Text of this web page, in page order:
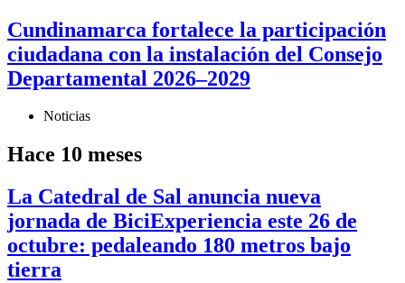
Cundinamarca fortalece la participación
ciudadana con la instalación del Consejo
Departamental 2026–2029
Noticias
Hace 10 meses
La Catedral de Sal anuncia nueva
jornada de BiciExperiencia este 26 de
octubre: pedaleando 180 metros bajo
tierra